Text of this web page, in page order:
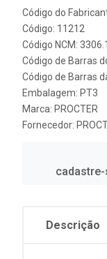
Código do
Código: 11212
Código NCM:
Código de Barras
Código de Barras
Embalagem: PT3
Marca: PROCTER
Fornecedor:
Descrição